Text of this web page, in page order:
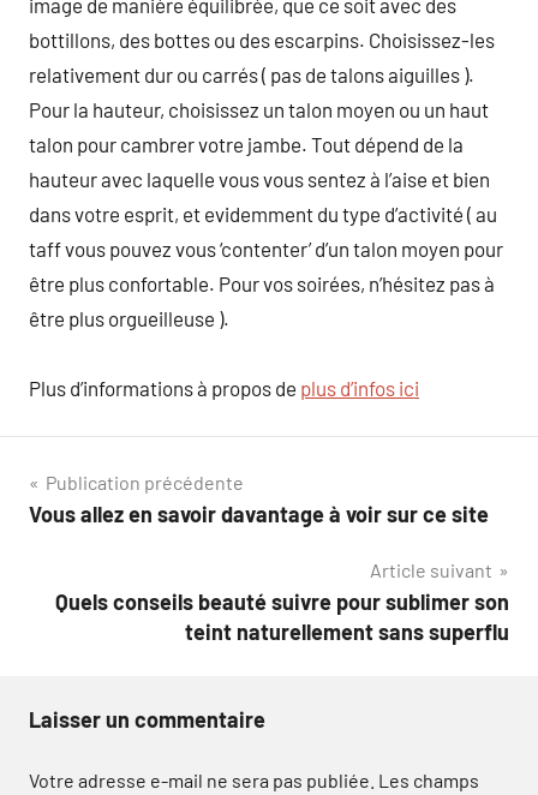
bottillons, des bottes ou des escarpins. Choisissez-les
relativement dur ou carrés ( pas de talons aiguilles ).
Pour la hauteur, choisissez un talon moyen ou un haut
talon pour cambrer votre jambe. Tout dépend de la
hauteur avec laquelle vous vous sentez à l’aise et bien
dans votre esprit, et evidemment du type d’activité ( au
taff vous pouvez vous ‘contenter’ d’un talon moyen pour
être plus confortable. Pour vos soirées, n’hésitez pas à
être plus orgueilleuse ).
Plus d’informations à propos de plus d’infos ici
Navigation
de
Publication précédente
Vous allez en savoir davantage à voir sur ce site
Article suivant
Quels conseils beauté suivre pour sublimer son
teint naturellement sans superflu
Laisser un commentaire
Votre adresse e-mail ne sera pas publiée. Les champs